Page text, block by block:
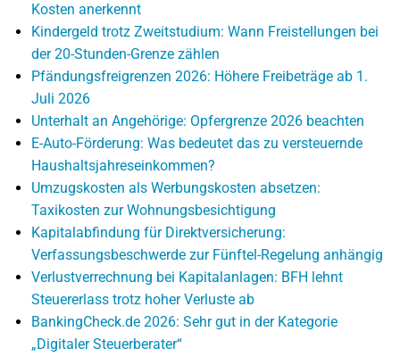
Kosten anerkennt
Kindergeld trotz Zweitstudium: Wann Freistellungen bei
der 20-Stunden-Grenze zählen
Pfändungsfreigrenzen 2026: Höhere Freibeträge ab 1.
Juli 2026
Unterhalt an Angehörige: Opfergrenze 2026 beachten
E-Auto-Förderung: Was bedeutet das zu versteuernde
Haushaltsjahreseinkommen?
Umzugskosten als Werbungskosten absetzen:
Taxikosten zur Wohnungsbesichtigung
Kapitalabfindung für Direktversicherung:
Verfassungsbeschwerde zur Fünftel-Regelung anhängig
Verlustverrechnung bei Kapitalanlagen: BFH lehnt
Steuererlass trotz hoher Verluste ab
BankingCheck.de 2026: Sehr gut in der Kategorie
„Digitaler Steuerberater“